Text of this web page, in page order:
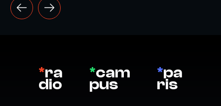
*ra
dio
*cam
pus
*pa
ris